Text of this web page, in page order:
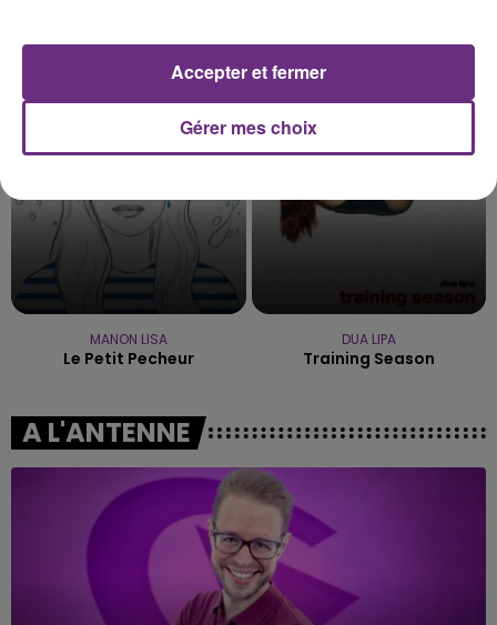
INDOCHINE
Les Nouveaux Soleils
FUGEES
MANON LISA
Le Petit Pecheur
DUA LIPA
Training Season
A L'ANTENNE
Gérer mes choix
Accepter et fermer